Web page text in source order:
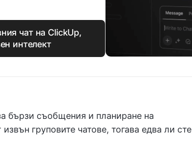
чат на ClickUp,
интелект
бързи съобщения и планиране на
груповите чатове, тогава едва ли сте